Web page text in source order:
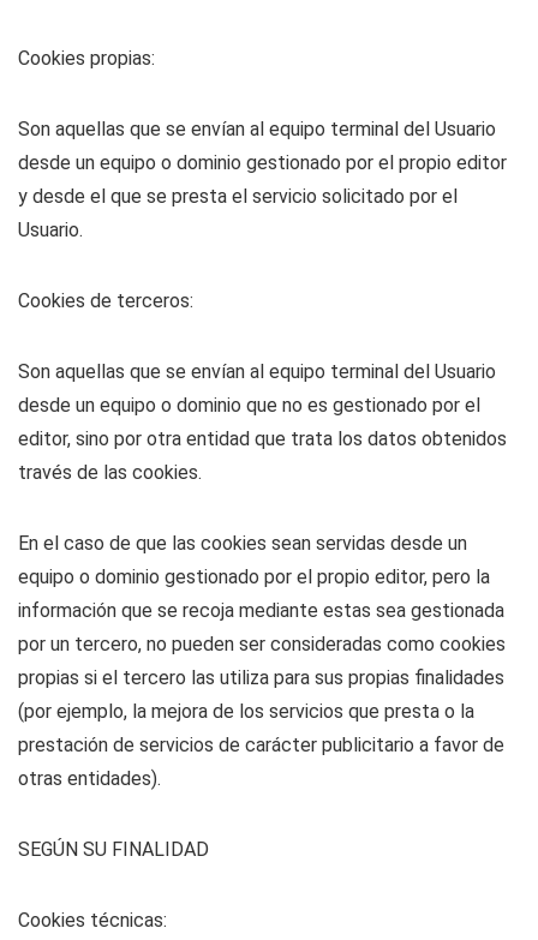
Cookies propias:
Son aquellas que se envían al equipo terminal del Usuario
desde un equipo o dominio gestionado por el propio editor
y desde el que se presta el servicio solicitado por el
Usuario.
Cookies de terceros:
Son aquellas que se envían al equipo terminal del Usuario
desde un equipo o dominio que no es gestionado por el
editor, sino por otra entidad que trata los datos obtenidos
través de las cookies.
En el caso de que las cookies sean servidas desde un
equipo o dominio gestionado por el propio editor, pero la
información que se recoja mediante estas sea gestionada
por un tercero, no pueden ser consideradas como cookies
propias si el tercero las utiliza para sus propias finalidades
(por ejemplo, la mejora de los servicios que presta o la
prestación de servicios de carácter publicitario a favor de
otras entidades).
SEGÚN SU FINALIDAD
Cookies técnicas: